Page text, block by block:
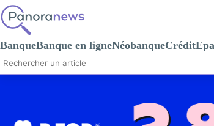
BanqueBanque en ligneNéobanqueCrédit